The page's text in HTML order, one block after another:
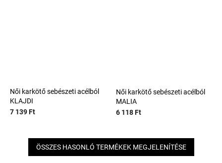
Női karkötő sebészeti acélból
KLAJDI
7 139 Ft
Női karkötő sebészeti acélból
MALIA
6 118 Ft
ÖSSZES HASONLÓ TERMÉKEK MEGJELENÍTÉSE